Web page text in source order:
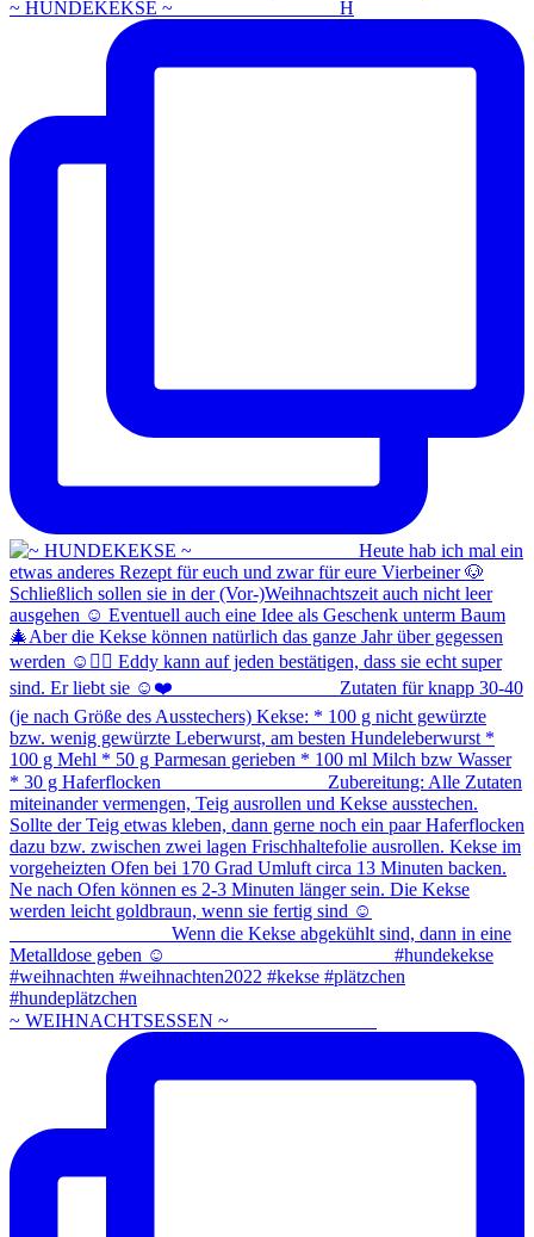
~ HUNDEKEKSE ~ ⠀⠀⠀⠀⠀⠀⠀⠀⠀⠀⠀ H
~ WEIHNACHTSESSEN ~ ⠀⠀⠀⠀⠀⠀⠀⠀⠀⠀